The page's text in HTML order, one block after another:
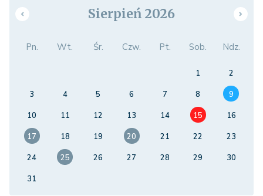
Sierpień 2026
Pn. Wt. Śr. Czw. Pt. Sob. Ndz.
1
2
3
4 5 6 7 8
9
10
11 12 13 14 15
16
17
18 19 20 21 22
23
24
25 26 27 28 29
30
31